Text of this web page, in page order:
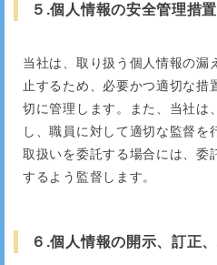
５.個人情報の安全管理措
当社は、取り扱う個人情報の漏
止するため、必要かつ適切な措
切に管理します。また、当社は
し、職員に対して適切な監督を
取扱いを委託する場合には、委
するよう監督します。
６.個人情報の開示、訂正